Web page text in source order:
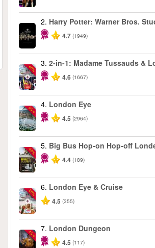
2. Harry Potter: Warner Bros.
4.7 (1949)
-40%
3.2-in-1: Madame Tussauds &
4.6 (1667)
-25%
4. London Eye
4.5 (2964)
-40%
5. Big Bus Hop-on Hop-off
4.4 (189)
-20%
6. London Eye & Cruise
4.5 (355)
-15%
7. London Dungeon
4.5 (117)